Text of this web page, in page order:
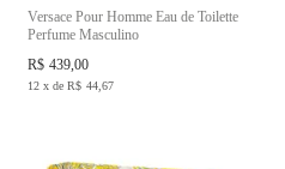
Versace Pour Homme Eau de Toilette
Perfume Masculino
R$ 439,00
12 x de R$ 44,67